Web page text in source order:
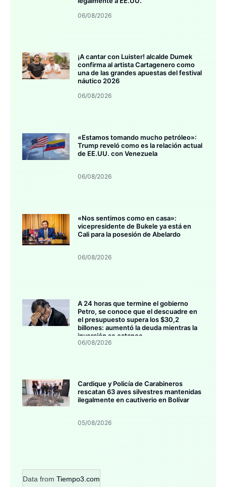
06/08/2026
¡A cantar con Luister! alcalde Dumek
confirma al artista Cartagenero como
una de las grandes apuestas del festival
náutico 2026
06/08/2026
«Estamos tomando mucho petróleo»:
Trump reveló como es la relación actual
de EE.UU. con Venezuela
06/08/2026
«Nos sentimos como en casa»:
vicepresidente de Bukele ya está en
Cali para la posesión de Abelardo
06/08/2026
A 24 horas que termine el gobierno
Petro, se conoce que el descuadre en
el presupuesto supera los $30,2
billones: aumentó la deuda mientras la
inversión se estanca
06/08/2026
Cardique y Policía de Carabineros
rescatan 63 aves silvestres mantenidas
ilegalmente en cautiverio en Bolívar
05/08/2026
Data from Tiempo3.com